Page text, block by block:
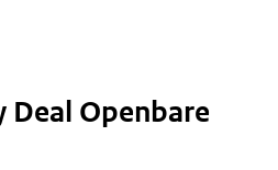
Deal Openbare